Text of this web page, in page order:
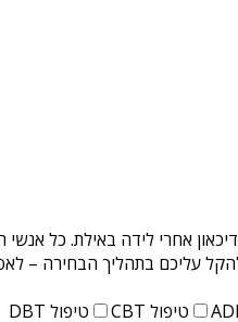
אחרי לידה באילת. כל אנשי
עליכם בתהליך הבחירה –
טיפול CBT טיפול DBT